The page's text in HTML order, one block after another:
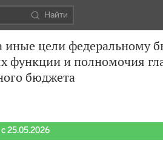
Найти
иные цели федеральному
и полномочия
бюджета
25.05.2026